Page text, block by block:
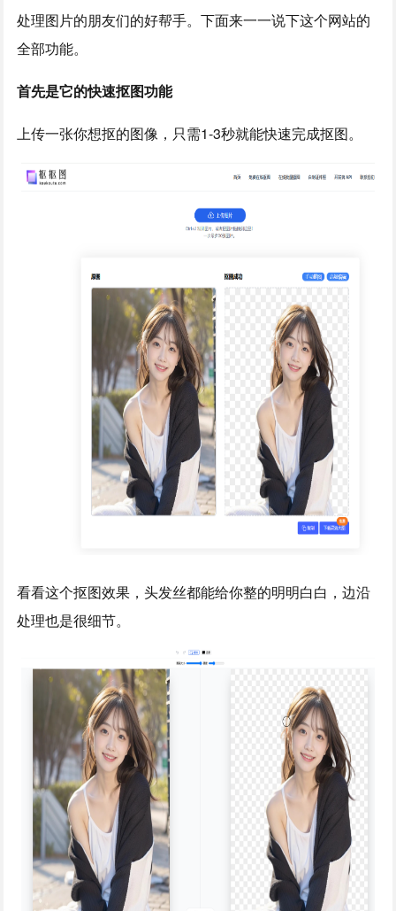
处理图片的朋友们的好帮手。下面来一一说下这个网站的
全部功能。
首先是它的快速抠图功能
上传一张你想抠的图像，只需1-3秒就能快速完成抠图。
看看这个抠图效果，头发丝都能给你整的明明白白，边沿
处理也是很细节。